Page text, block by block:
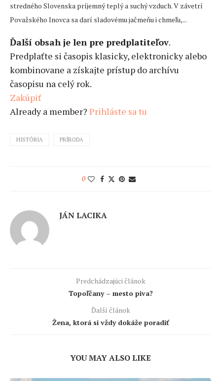
stredného Slovenska príjemný teplý a suchý vzduch. V závetrí
Považského Inovca sa darí sladovému jačmeňu i chmeľu,...
Ďalší obsah je len pre predplatiteľov.
Predplaťte si časopis klasicky, elektronicky alebo
kombinovane a získajte prístup do archívu
časopisu na celý rok.
Zakúpiť
Already a member? Prihláste sa tu
HISTÓRIA PRÍRODA
0
JÁN LACIKA
Predchádzajúci článok
Topoľčany – mesto piva?
Ďalší článok
Žena, ktorá si vždy dokáže poradiť
YOU MAY ALSO LIKE